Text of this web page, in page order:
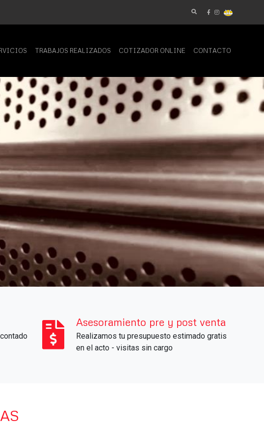
TRABAJOS REALIZADOS COTIZADOR ONLINE CONTACTO
SRL
dedicada fundamentalmente a la
de cortinas metálicas enrollables de
reparaciones, repuestos, asesoramiento
1 año.
Asesoramiento pre y post venta
Realizamos tu presupuesto estimado gratis
en el acto - visitas sin cargo